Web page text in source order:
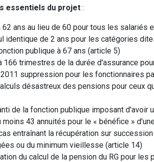
essentiels du projet :
62 ans au lieu de 60 pour tous les salariés
identique de 2 ans pour les catégories
publique à 67 ans (article 5)
166 trimestres de la durée d'assurance
suppression pour les fonctionnaires
désastreux des pensions pour ceux
de la fonction publique imposant d'avoir
moins 43 annuités pour le « bénéfice »
entraînant la récupération sur
ou du minimum vieillesse (article 14)
du calcul de la pension du RG pour